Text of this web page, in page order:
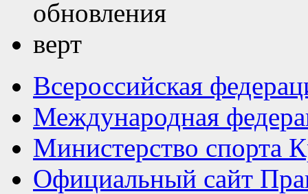
Всероссийская
Международная
Министерство спорта
Официальный сайт